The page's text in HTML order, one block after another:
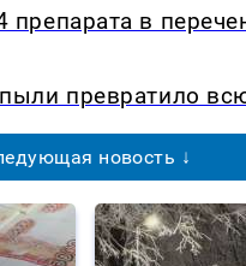
в
превратило
новость ↓